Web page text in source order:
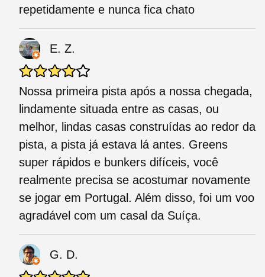
repetidamente e nunca fica chato
E. Z.
Nossa primeira pista após a nossa chegada,
lindamente situada entre as casas, ou
melhor, lindas casas construídas ao redor da
pista, a pista já estava lá antes. Greens
super rápidos e bunkers difíceis, você
realmente precisa se acostumar novamente
se jogar em Portugal. Além disso, foi um voo
agradável com um casal da Suíça.
G. D.